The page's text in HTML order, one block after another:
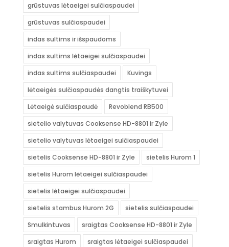
grūstuvas lėtaeigei sulčiaspaudei
grūstuvas sulčiaspaudei
indas sultims ir išspaudoms
indas sultims lėtaeigei sulčiaspaudei
indas sultims sulčiaspaudei
Kuvings
lėtaeigės sulčiaspaudės dangtis traiškytuvei
Lėtaeigė sulčiaspaudė
Revoblend RB500
sietelio valytuvas Cooksense HD-8801 ir Zyle
sietelio valytuvas lėtaeigei sulčiaspaudei
sietelis Cooksense HD-8801 ir Zyle
sietelis Hurom 1
sietelis Hurom lėtaeigei sulčiaspaudei
sietelis lėtaeigei sulčiaspaudei
sietelis stambus Hurom 2G
sietelis sulčiaspaudei
Smulkintuvas
sraigtas Cooksense HD-8801 ir Zyle
sraigtas Hurom
sraigtas lėtaeigei sulčiaspaudei